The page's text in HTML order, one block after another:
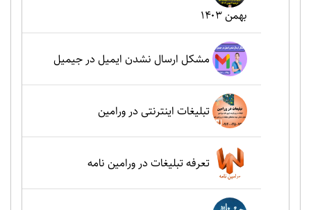
بهمن ۱۴۰۳
مشکل ارسال نشدن ایمیل در جیمیل
تبلیغات اینترنتی در ورامین
تعرفه تبلیغات در ورامین نامه